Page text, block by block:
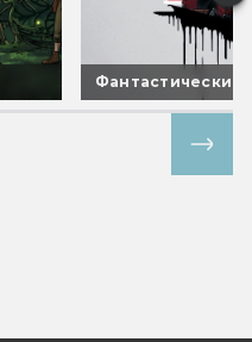
Фантастические